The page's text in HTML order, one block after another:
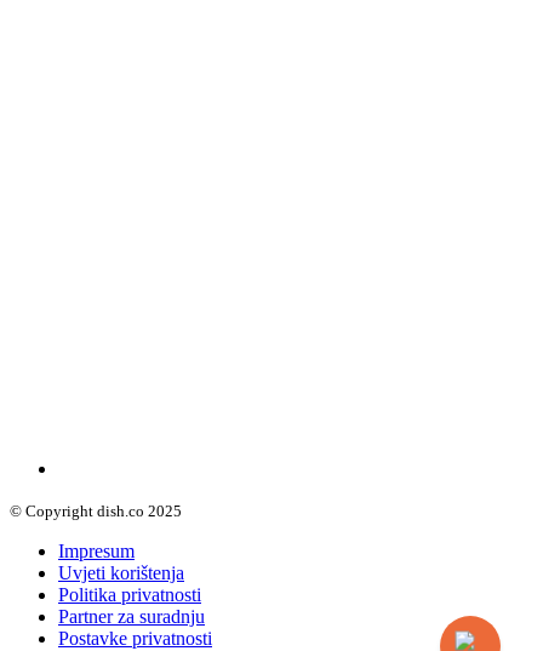
© Copyright dish.co 2025
Impresum
Uvjeti korištenja
Politika privatnosti
Partner za suradnju
Postavke privatnosti